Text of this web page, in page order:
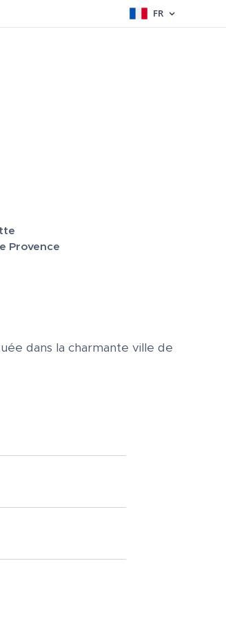
FR
Provence
dans la charmante ville de